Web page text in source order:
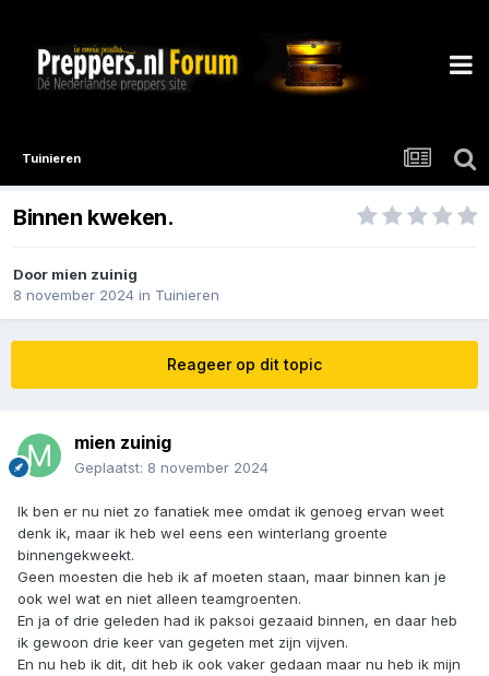
Tuinieren
Binnen kweken.
Door mien zuinig
8 november 2024 in Tuinieren
Reageer op dit topic
mien zuinig
Geplaatst: 8 november 2024
Ik ben er nu niet zo fanatiek mee omdat ik genoeg ervan weet
denk ik, maar ik heb wel eens een winterlang groente
binnengekweekt.
Geen moesten die heb ik af moeten staan, maar binnen kan je
ook wel wat en niet alleen teamgroenten.
En ja of drie geleden had ik paksoi gezaaid binnen, en daar heb
ik gewoon drie keer van gegeten met zijn vijven.
En nu heb ik dit, dit heb ik ook vaker gedaan maar nu heb ik mijn